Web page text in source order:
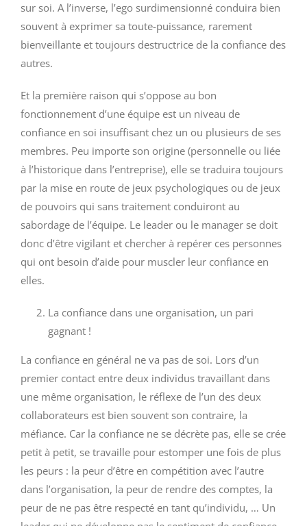
sur soi. A l’inverse, l’ego surdimensionné conduira bien
souvent à exprimer sa toute-puissance, rarement
bienveillante et toujours destructrice de la confiance des
autres.
Et la première raison qui s’oppose au bon
fonctionnement d’une équipe est un niveau de
confiance en soi insuffisant chez un ou plusieurs de ses
membres. Peu importe son origine (personnelle ou liée
à l’historique dans l’entreprise), elle se traduira toujours
par la mise en route de jeux psychologiques ou de jeux
de pouvoirs qui sans traitement conduiront au
sabordage de l’équipe. Le leader ou le manager se doit
donc d’être vigilant et chercher à repérer ces personnes
qui ont besoin d’aide pour muscler leur confiance en
elles.
La confiance dans une organisation, un pari
gagnant !
La confiance en général ne va pas de soi. Lors d’un
premier contact entre deux individus travaillant dans
une même organisation, le réflexe de l’un des deux
collaborateurs est bien souvent son contraire, la
méfiance. Car la confiance ne se décrète pas, elle se crée
petit à petit, se travaille pour estomper une fois de plus
les peurs : la peur d’être en compétition avec l’autre
dans l’organisation, la peur de rendre des comptes, la
peur de ne pas être respecté en tant qu’individu, … Un